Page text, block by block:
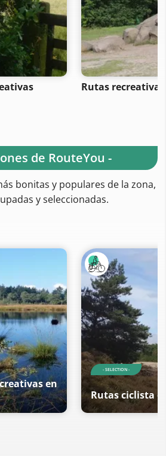
Rutas
de RouteYou -
bonitas y populares de la zona,
y seleccionadas.
en
- SELECTION -
Rutas ciclista